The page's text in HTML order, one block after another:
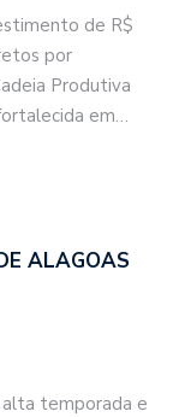
de R$
por
Produtiva
em…
ALAGOAS
temporada e